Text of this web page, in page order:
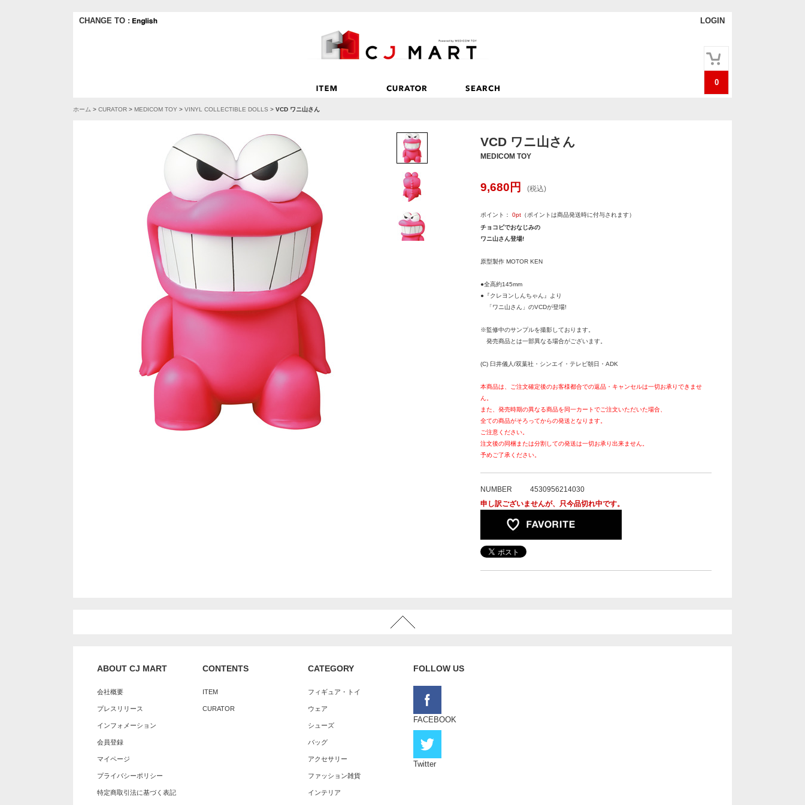
CHANGE TO : LOGIN
0
ホーム > CURATOR > MEDICOM TOY > VINYL COLLECTIBLE DOLLS > VCD ワニ山さん
VCD ワニ山さん
MEDICOM TOY
9,680 円 (税込)
ポイント： 0pt （ポイントは商品発送時に付与されます）
チョコビでおなじみの
ワニ山さん登場!
原型製作 MOTOR KEN
●全高約145mm
●『クレヨンしんちゃん』より
「ワニ山さん」のVCDが登場!
※監修中のサンプルを撮影しております。
発売商品とは一部異なる場合がございます。
(C) 臼井儀人/双葉社・シンエイ・テレビ朝日・ADK
本商品は、ご注文確定後のお客様都合での返品・キャンセルは一切お承りできませ
ん。
また、発売時期の異なる商品を同一カートでご注文いただいた場合、
全ての商品がそろってからの発送となります。
ご注意ください。
注文後の同梱または分割しての発送は一切お承り出来ません。
予めご了承ください。
NUMBER
4530956214030
申し訳ございませんが、只今品切れ中です。
ABOUT CJ MART
会社概要
プレスリリース
インフォメーション
会員登録
マイページ
プライバシーポリシー
特定商取引法に基づく表記
CONTENTS
ITEM
CURATOR
CATEGORY
フィギュア・トイ
ウェア
シューズ
バッグ
アクセサリー
ファッション雑貨
インテリア
FOLLOW US
FACEBOOK
Twitter